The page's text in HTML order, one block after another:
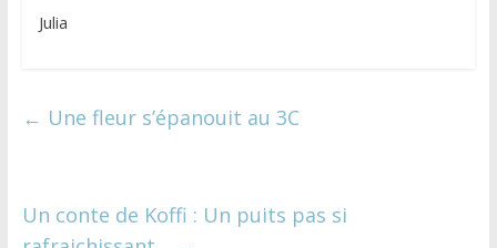
Julia
← Une fleur s’épanouit au 3C
Un conte de Koffi : Un puits pas si